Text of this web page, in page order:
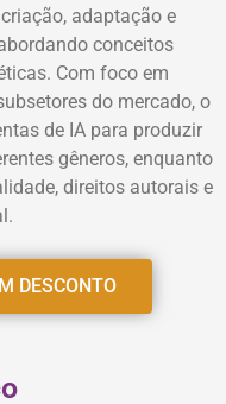
adaptação e
conceitos
Com foco em
do mercado, o
de IA para produzir
gêneros, enquanto
direitos autorais e
DESCONTO